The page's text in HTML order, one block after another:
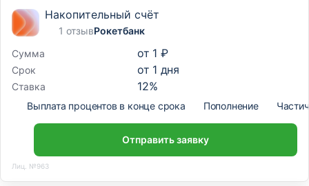
Накопительный счёт
1 отзывРокетбанк
Сумма
от 1 ₽
Срок от 1 дня
Ставка 12%
Выплата процентов в конце срока Пополнение
Отправить заявку
Лиц. №963